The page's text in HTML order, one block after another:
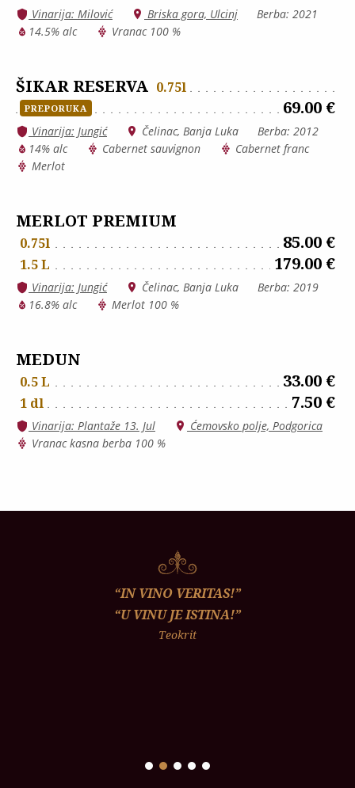
Vinarija: Milović Briska gora, Ulcinj
Berba: 2021
14.5% alc
Vranac 100 %
ŠIKAR RESERVA 0.75l
PREPORUKA 69.00 €
Vinarija: Jungić Čelinac, Banja Luka
Berba: 2012
14% alc
Cabernet sauvignon
Cabernet franc
Merlot
MERLOT PREMIUM
0.75l 85.00 €
1.5 L 179.00 €
Vinarija: Jungić Čelinac, Banja Luka
Berba: 2019
16.8% alc
Merlot 100 %
MEDUN
0.5 L 33.00 €
1 dl 7.50 €
Vinarija: Plantaže 13. Jul
Ćemovsko polje, Podgorica
Vranac kasna berba 100 %
“IN VINO VERITAS!”
“U VINU JE ISTINA!”
Teokrit